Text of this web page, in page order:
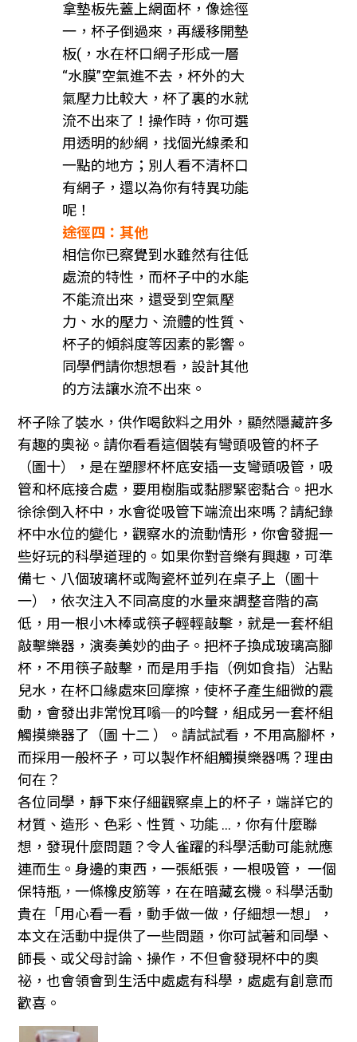
拿墊板先蓋上網面杯，像途徑
一，杯子倒過來，再緩移開墊
板(，水在杯口網子形成一層
“水膜”空氣進不去，杯外的大
氣壓力比較大，杯了裏的水就
流不出來了！操作時，你可選
用透明的紗網，找個光線柔和
一點的地方；別人看不清杯口
有網子，還以為你有特異功能
呢！
途徑四：其他
相信你已察覺到水雖然有往低
處流的特性，而杯子中的水能
不能流出來，還受到空氣壓
力、水的壓力、流體的性質、
杯子的傾斜度等因素的影響。
同學們請你想想看，設計其他
的方法讓水流不出來。
杯子除了裝水，供作喝飲料之用外，顯然隱藏許多
有趣的奧祕。請你看看這個裝有彎頭吸管的杯子
（圖十），是在塑膠杯杯底安插一支彎頭吸管，吸
管和杯底接合處，要用樹脂或黏膠緊密黏合。把水
徐徐倒入杯中，水會從吸管下端流出來嗎？請紀錄
杯中水位的變化，觀察水的流動情形，你會發掘一
些好玩的科學道理的。如果你對音樂有興趣，可準
備七、八個玻璃杯或陶瓷杯並列在桌子上（圖十
一），依次注入不同高度的水量來調整音階的高
低，用一根小木棒或筷子輕輕敲擊，就是一套杯組
敲擊樂器，演奏美妙的曲子。把杯子換成玻璃高腳
杯，不用筷子敲擊，而是用手指（例如食指）沾點
兒水，在杯口緣處來回摩擦，使杯子產生細微的震
動，會發出非常悅耳嗡─的吟聲，組成另一套杯組
觸摸樂器了（圖 十二 ）。請試試看，不用高腳杯，
而採用一般杯子，可以製作杯組觸摸樂器嗎？理由
何在？
各位同學，靜下來仔細觀察桌上的杯子，端詳它的
材質、造形、色彩、性質、功能 ...，你有什麼聯
想，發現什麼問題？令人雀躍的科學活動可能就應
連而生。身邊的東西，一張紙張，一根吸管， 一個
保特瓶，一條橡皮筋等，在在暗藏玄機。科學活動
貴在「用心看一看，動手做一做，仔細想一想」，
本文在活動中提供了一些問題，你可試著和同學、
師長、或父母討論、操作，不但會發現杯中的奧
祕，也會領會到生活中處處有科學，處處有創意而
歡喜。